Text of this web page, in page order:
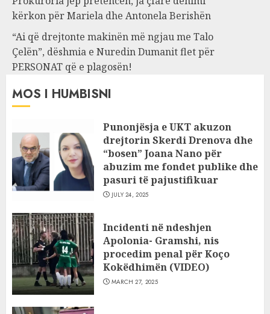
kërkon për Mariela dhe Antonela Berishën
“Ai që drejtonte makinën më ngjau me Talo
Çelën”, dëshmia e Nuredin Dumanit flet për
PERSONAT që e plagosën!
MOS I HUMBISNI
Punonjësja e UKT akuzon
drejtorin Skerdi Drenova dhe
“bosen” Joana Nano për
abuzim me fondet publike dhe
pasuri të pajustifikuar
JULY 24, 2025
Incidenti në ndeshjen
Apolonia- Gramshi, nis
procedim penal për Koço
Kokëdhimën (VIDEO)
MARCH 27, 2025